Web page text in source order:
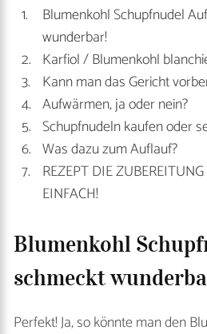
Blumenkohl Schupfnudel
wunderbar!
Karfiol / Blumenkohl
Kann man das Gericht
Aufwärmen, ja oder nein?
Schupfnudeln kaufen oder
Was dazu zum Auflauf?
REZEPT DIE
EINFACH!
Blumenkohl
schmeckt
Perfekt! Ja, so könnte man den